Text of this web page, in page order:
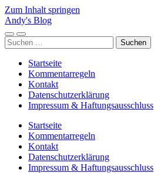
Zum Inhalt springen
Andy's Blog
Mobile-
Menü
Suchfeld
ein-/ausblenden
Suchen
nach:
Startseite
Kommentarregeln
Kontakt
Datenschutzerklärung
Impressum & Haftungsausschluss
Startseite
Kommentarregeln
Kontakt
Datenschutzerklärung
Impressum & Haftungsausschluss